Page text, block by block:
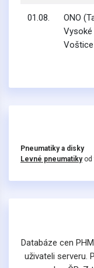
01.08.
ONO
Pneumatiky a disky
Levné pneumatikyod
Databáze cen
uživateli serveru.